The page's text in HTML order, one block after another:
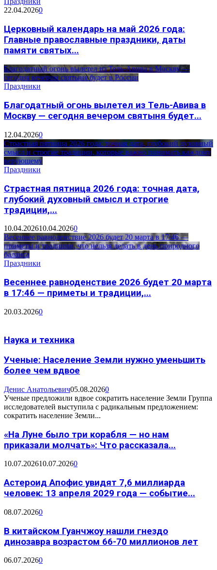
22.04.20260
Церковный календарь на май 2026 года:
Главные православные праздники, даты
памяти святых...
Благодатный огонь вылетел из Тель-Авива в Москву —
сегодня вечером святыня будет в России
Праздники
Благодатный огонь вылетел из Тель-Авива в
Москву — сегодня вечером святыня будет...
12.04.20260
Страстная пятница 2026 года: точная дата, глубокий духовный
смысл и строгие традиции, которые важно понимать каждому
верующему
Праздники
Страстная пятница 2026 года: точная дата,
глубокий духовный смысл и строгие
традиции,...
10.04.202610.04.20260
Весеннее равноденствие 2026 будет 20 марта в 17:46 —
приметы и традиции, что нельзя делать в день природного
баланса
Праздники
Весеннее равноденствие 2026 будет 20 марта
в 17:46 — приметы и традиции,...
20.03.20260
Наука и техника
Ученые: Население Земли нужно уменьшить
более чем вдвое
Денис Анатольевич05.08.20260
Ученые предложили вдвое сократить население Земли Группа
исследователей выступила с радикальным предложением:
сократить население Земли...
«На Луне было три корабля — но нам
приказали молчать»: Что рассказала...
10.07.202610.07.20260
Астероид Апофис увидят 7,6 миллиарда
человек: 13 апреля 2029 года — событие...
08.07.20260
В китайском Гуанчжоу нашли гнездо
динозавра возрастом 66-70 миллионов лет
06.07.20260